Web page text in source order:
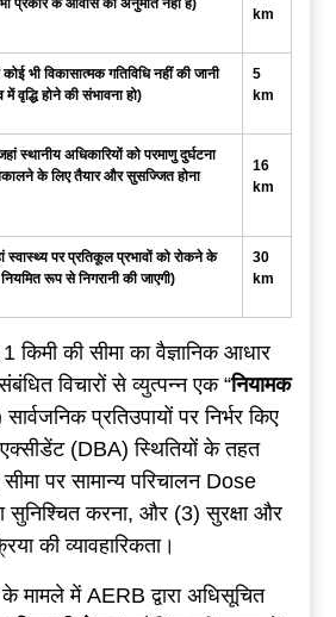
भी प्रकार के आवास की अनुमति नहीं है)
km
कोई भी विकासात्मक गतिविधि नहीं की जानी
में वृद्धि होने की संभावना हो)
5
km
स्थानीय अधिकारियों को परमाणु दुर्घटना
के लिए तैयार और सुसज्जित होना
16
km
स्वास्थ्य पर प्रतिकूल प्रभावों को रोकने के
नियमित रूप से निगरानी की जाएगी)
30
km
किमी की सीमा का वैज्ञानिक आधार
विचारों से व्युत्पन्न एक “नियामक
प्रतिउपायों पर निर्भर किए
एक्सीडेंट (DBA) स्थितियों के तहत
पर सामान्य परिचालन Dose
सुनिश्चित करना, और (3) सुरक्षा और
की व्यावहारिकता।
मामले में AERB द्वारा अधिसूचित